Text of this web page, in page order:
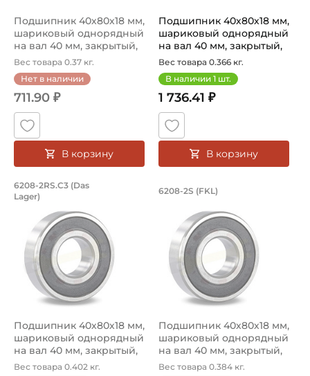
Подшипник 40х80х18 мм,
шариковый однорядный
на вал 40 мм, закрытый,
уве...
Вес товара 0.37 кг.
Нет в наличии
711.90 ₽
В корзину
Подшипник 40х80х18 мм,
шариковый однорядный
на вал 40 мм, закрытый,
уве...
Вес товара 0.366 кг.
В наличии 1 шт.
1 736.41 ₽
В корзину
Подшипник 40х80х18 мм, шариковый
Ищите где купить подшипник? Купить подшипник
6208-2RS.C3 (Das
Lager)
Подшипник 40х80х18 мм,
шариковый однорядный
на вал 40 мм, закрытый,
уве...
Вес товара 0.402 кг.
Подшипник
6208-2S (FKL)
Подшипник 40х80х18 мм,
шариковый однорядный
на вал 40 мм, закрытый,
улу...
Вес товара 0.384 кг.